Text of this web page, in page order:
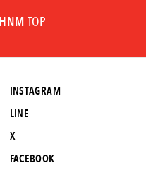
TOP
INSTAGRAM
LINE
X
FACEBOOK